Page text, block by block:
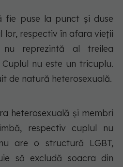
fie puse la punct și duse
lor, respectiv în afara vieții
reprezintă al treilea
nu este un tricuplu.
de natură heterosexuală.
heterosexuală și membri
respectiv cuplul nu
are o structură LGBT,
să excludă soacra din